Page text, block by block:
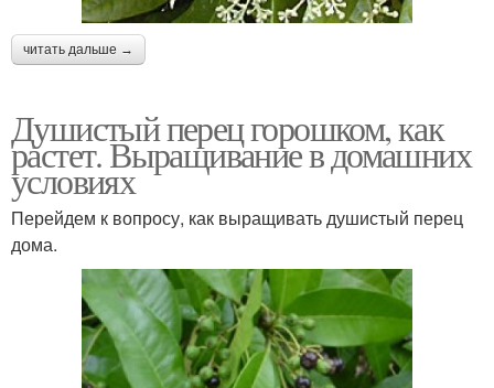
читать дальше →
Душистый перец горошком, как
растет. Выращивание в домашних
условиях
Перейдем к вопросу, как выращивать душистый перец
дома.